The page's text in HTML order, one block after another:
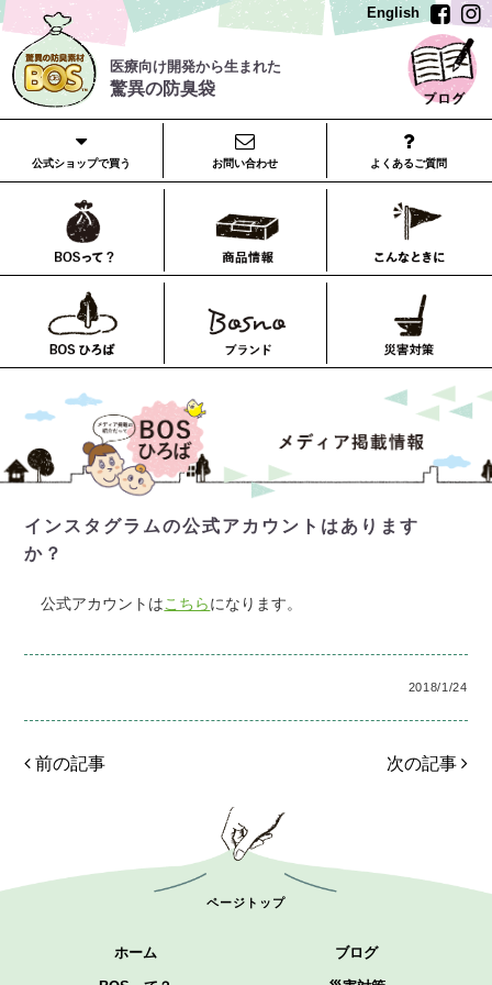
医療向け開発から生まれた
驚異の防臭袋
English
公式ショップで買う お問い合わせ よくあるご質問
インスタグラムの公式アカウントはあります
か？
公式アカウントはこちらになります。
2018/1/24
前の記事 次の記事
ページトップ
ホーム ブログ